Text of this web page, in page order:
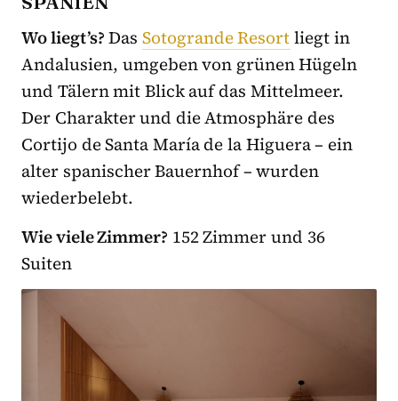
Wo liegt’s?Das Sotogrande Resortliegt in
Andalusien, umgeben von grünen Hügeln
und Tälern mit Blick auf das Mittelmeer.
Der Charakter und die Atmosphäre des
Cortijo de Santa María de la Higuera – ein
alter spanischer Bauernhof – wurden
wiederbelebt.
Wie viele Zimmer? 152 Zimmer und 36
Suiten